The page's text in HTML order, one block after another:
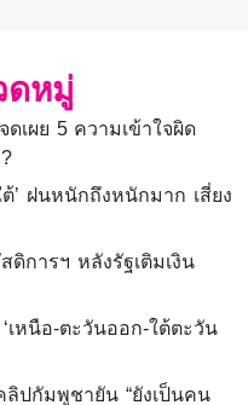
ดหมู่
เผย 5 ความเข้าใจผิด
’ ฝนหนักถึงหนักมาก เสี่ยง
การฯ หลังรัฐเติมเงิน
หนือ-ตะวันออก-ใต้ตะวัน
ลิปกัมพูชายัน “ยังเป็นคน